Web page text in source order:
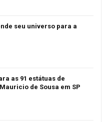
seu universo para a
as 91 estátuas de
de Sousa em SP